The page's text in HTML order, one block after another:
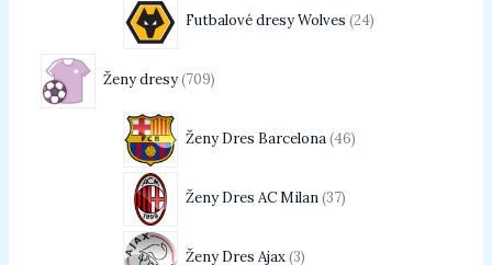
Futbalové dresy Wolves 24
Ženy dresy 709
Ženy Dres Barcelona 46
Ženy Dres AC Milan 37
Ženy Dres Ajax 3